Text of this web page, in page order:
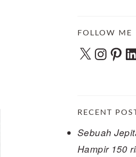
FOLLOW ME
X Instagram
RECENT
Sebuah
Hampir 150